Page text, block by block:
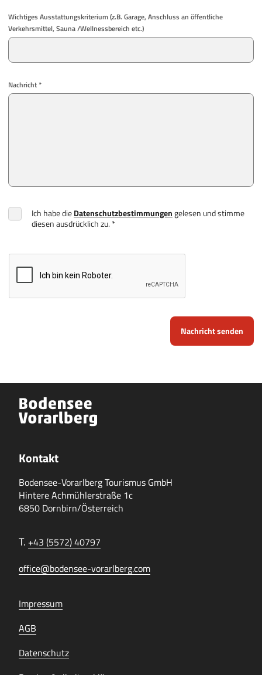
Wichtiges Ausstattungskriterium (z.B. Garage, Anschluss an öffentliche
Verkehrsmittel, Sauna /Wellnessbereich etc.)
Nachricht *
Ich habe dieDatenschutzbestimmungengelesen und stimme
diesen ausdrücklich zu. *
Nachricht senden
Kontakt
Bodensee-Vorarlberg Tourismus GmbH
Hintere Achmühlerstraße 1c
6850 Dornbirn/Österreich
T. +43 (5572) 40797
office@bodensee-vorarlberg.com
Impressum
AGB
Datenschutz